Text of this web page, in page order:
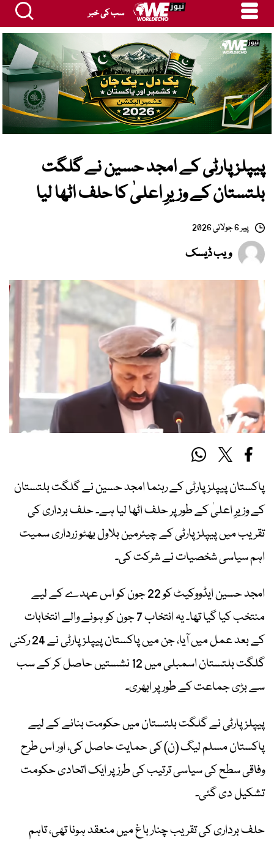
سب کی خبر
پیپلز پارٹی کے امجد حسین نے گلگت
بلتستان کے وزیرِ اعلیٰ کا حلف اٹھا لیا
پیر 6 جولائی 2026
ویب ڈیسک
پاکستان پیپلز پارٹی کے رہنما امجد حسین نے گلگت بلتستان
کے وزیرِ اعلیٰ کے طور پر حلف اٹھا لیا ہے۔ حلف برداری کی
تقریب میں پیپلز پارٹی کے چیئرمین بلاول بھٹو زرداری سمیت
اہم سیاسی شخصیات نے شرکت کی۔
امجد حسین ایڈووکیٹ کو 22 جون کو اس عہدے کے لیے
منتخب کیا گیا تھا۔ یہ انتخاب 7 جون کو ہونے والے انتخابات
کے بعد عمل میں آیا، جن میں پاکستان پیپلز پارٹی نے 24 رکنی
گلگت بلتستان اسمبلی میں 12 نشستیں حاصل کر کے سب
سے بڑی جماعت کے طور پر ابھری۔
پیپلز پارٹی نے گلگت بلتستان میں حکومت بنانے کے لیے
پاکستان مسلم لیگ (ن) کی حمایت حاصل کی، اور اس طرح
وفاقی سطح کی سیاسی ترتیب کی طرز پر ایک اتحادی حکومت
تشکیل دی گئی۔
حلف برداری کی تقریب چنار باغ میں منعقد ہونا تھی، تاہم